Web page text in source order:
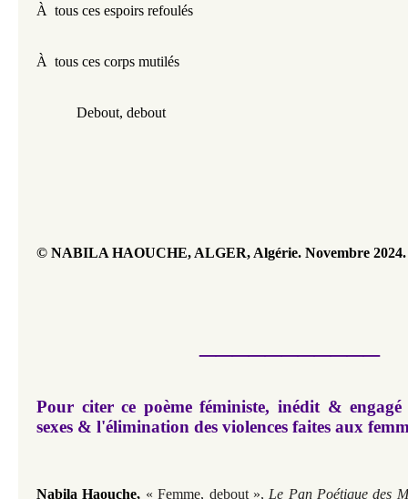
À  tous ces espoirs refoulés
À  tous ces corps mutilés
Debout, debout
© NABILA HAOUCHE, ALGER, Algérie. Novembre 2024.
Pour citer ce poème féministe, inédit &
sexes & l'élimination des violences faites aux
Nabila Haouche, « Femme, debout », Le Pan Poétique des